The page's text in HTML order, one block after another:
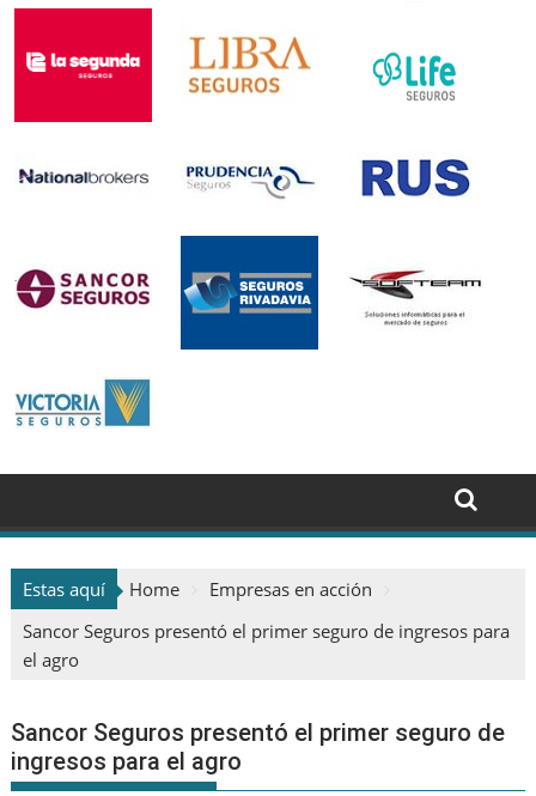
Estas aquí Home
Empresas en acción
Sancor Seguros presentó el primer seguro de ingresos para
el agro
Sancor Seguros presentó el primer seguro de
ingresos para el agro